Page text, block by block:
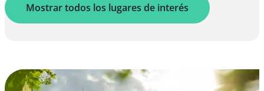
Mostrar todos los lugares de interés